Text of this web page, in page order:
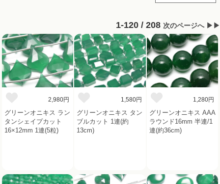
1-120 / 208 次のページへ ▶▶
2,980円
グリーンオニキス ラン
タンシェイプカット
16×12mm 1連(5粒)
1,580円
グリーンオニキス タン
ブルカット 1連(約
13cm)
1,280円
グリーンオニキス AAA
ラウンド16mm 半連/1
連(約36cm)